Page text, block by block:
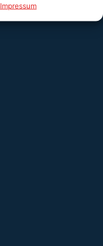
Impressum